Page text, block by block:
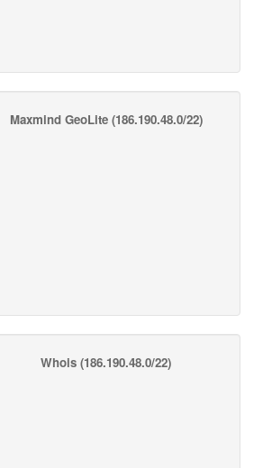
Maxmind GeoLite(186.190.48.0/22)
Whois (186.190.48.0/22)